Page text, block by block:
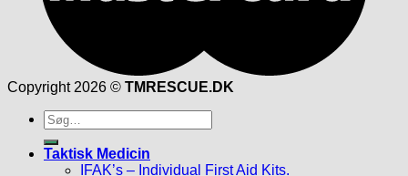
Copyright 2026 © TMRESCUE.DK
Søg
efter:
Taktisk Medicin
IFAK’s – Individual First Aid Kits.